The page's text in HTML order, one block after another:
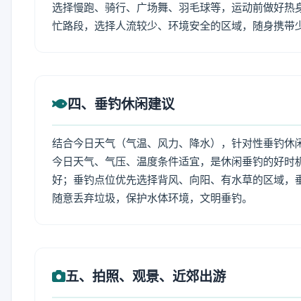
选择慢跑、骑行、广场舞、羽毛球等，运动前做好
忙路段，选择人流较少、环境安全的区域，随身携带
四、垂钓休闲建议
结合今日天气（气温、风力、降水），针对性垂钓休
今日天气、气压、温度条件适宜，是休闲垂钓的好
好；垂钓点位优先选择背风、向阳、有水草的区域
随意丢弃垃圾，保护水体环境，文明垂钓。
五、拍照、观景、近郊出游